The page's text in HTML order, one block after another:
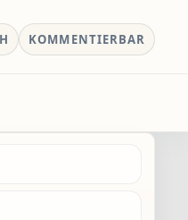
KOMMENTIERBAR